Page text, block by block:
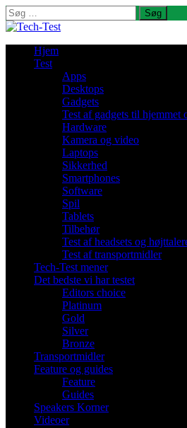
Søg
efter:
Hjem
Test
Apps
Desktops
Gadgets
Test af gadgets til hjemmet
Hardware
Kamera og video
Laptops
Sikkerhed
Smartphones
Software
Spil
Tablets
Tilbehør
Test af headsets og
Test af transportmidler
Tech-Test mener
Det bedste vi har testet
Editors choice
Platinum
Gold
Silver
Bronze
Transportmidler
Feature og guides
Feature
Guides
Speakers Korner
Videoer